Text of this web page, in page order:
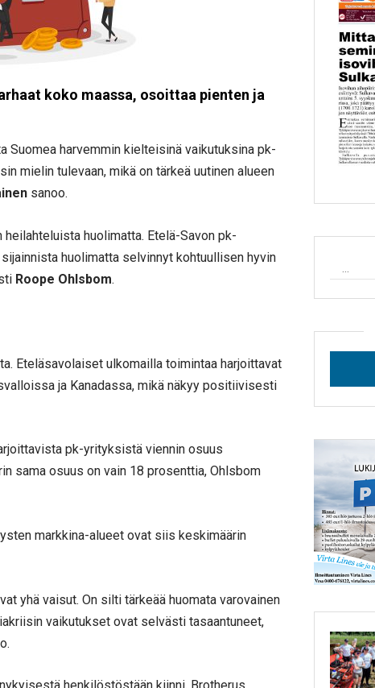
koko maassa, osoittaa pienten ja
Suomea harvemmin kielteisinä vaikutuksina pk-
mielin tulevaan, mikä on tärkeä uutinen alueen
sanoo.
huolimatta. Etelä-Savon pk-
huolimatta selvinnyt kohtuullisen hyvin
Roope Ohlsbom.
Eteläsavolaiset ulkomailla toimintaa harjoittavat
ja Kanadassa, mikä näkyy positiivisesti
pk-yrityksistä viennin osuus
sama osuus on vain 18 prosenttia, Ohlsbom
markkina-alueet ovat siis keskimäärin
yhä vaisut. On silti tärkeää huomata varovainen
vaikutukset ovat selvästi tasaantuneet,